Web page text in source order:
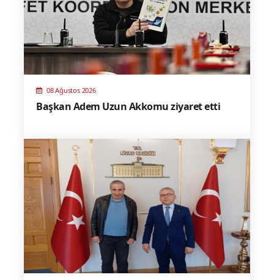
08 Ağustos 2026
Başkan Adem Uzun Akkomu ziyaret etti